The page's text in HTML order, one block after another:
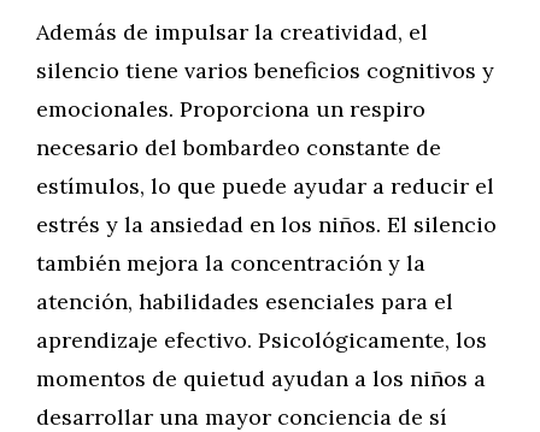
Además de impulsar la creatividad, el
silencio tiene varios beneficios cognitivos y
emocionales. Proporciona un respiro
necesario del bombardeo constante de
estímulos, lo que puede ayudar a reducir el
estrés y la ansiedad en los niños. El silencio
también mejora la concentración y la
atención, habilidades esenciales para el
aprendizaje efectivo. Psicológicamente, los
momentos de quietud ayudan a los niños a
desarrollar una mayor conciencia de sí